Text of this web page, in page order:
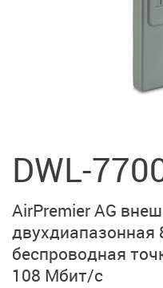
DWL-
AirPremier AG
беспроводная
108 Мбит/с